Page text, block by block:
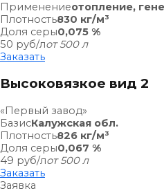
Применениеотопление,
Плотность830 кг/м³
Доля серы0,075 %
50 руб/лот 500 л
Заказать
Высоковязкое вид 2
«Первый завод»
БазисКалужская обл.
Плотность826 кг/м³
Доля серы0,067 %
49 руб/лот 500 л
Заказать
Заявка